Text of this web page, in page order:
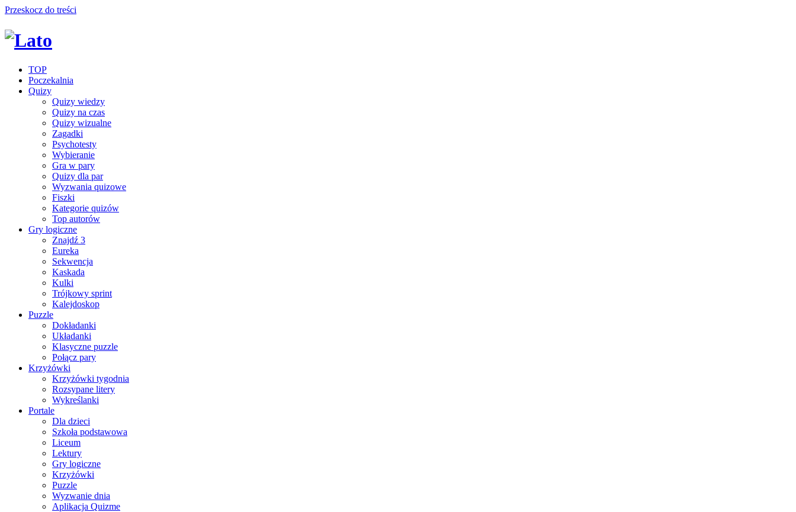
Przeskocz do treści
TOP
Poczekalnia
Quizy
Quizy wiedzy
Quizy na czas
Quizy wizualne
Zagadki
Psychotesty
Wybieranie
Gra w pary
Quizy dla par
Wyzwania quizowe
Fiszki
Kategorie quizów
Top autorów
Gry logiczne
Znajdź 3
Eureka
Sekwencja
Kaskada
Kulki
Trójkowy sprint
Kalejdoskop
Puzzle
Dokładanki
Układanki
Klasyczne puzzle
Połącz pary
Krzyżówki
Krzyżówki tygodnia
Rozsypane litery
Wykreślanki
Portale
Dla dzieci
Szkoła podstawowa
Liceum
Lektury
Gry logiczne
Krzyżówki
Puzzle
Wyzwanie dnia
Aplikacja Quizme